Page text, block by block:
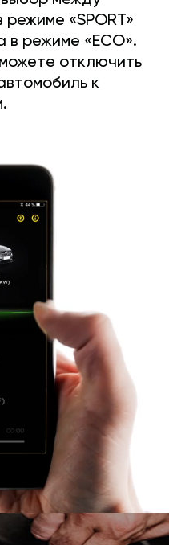
«SPORT»
в режиме «ECO».
отключить
к